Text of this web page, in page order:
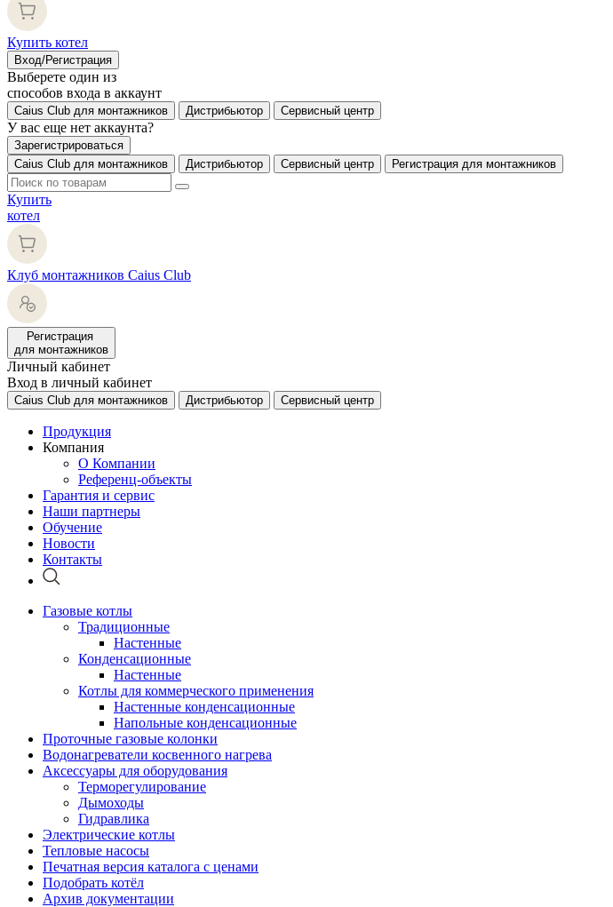
Купить котел
Вход/Регистрация
Выберете один из
способов входа в аккаунт
Caius Club для монтажников Дистрибьютор Сервисный центр
У вас еще нет аккаунта?
Зарегистрироваться
Caius Club для монтажников
Дистрибьютор Сервисный центр Регистрация для монтажников
Купить
котел
Клуб монтажников Caius Club
Регистрация
для монтажников
Личный кабинет
Вход в личный кабинет
Caius Club для монтажников Дистрибьютор Сервисный центр
Продукция
Компания
О Компании
Референц-объекты
Гарантия и сервис
Наши партнеры
Обучение
Новости
Контакты
Газовые котлы
Традиционные
Настенные
Конденсационные
Настенные
Котлы для коммерческого применения
Настенные конденсационные
Напольные конденсационные
Проточные газовые колонки
Водонагреватели косвенного нагрева
Аксессуары для оборудования
Терморегулирование
Дымоходы
Гидравлика
Электрические котлы
Тепловые насосы
Печатная версия каталога с ценами
Подобрать котёл
Архив документации